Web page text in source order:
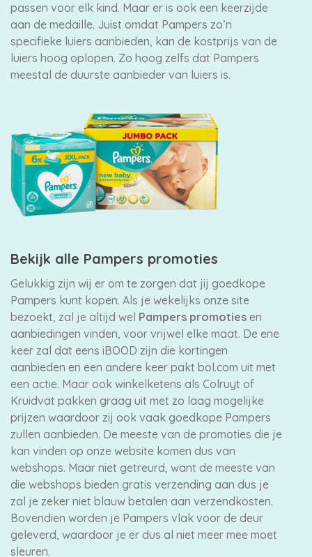
passen voor elk kind. Maar er is ook een keerzijde
aan de medaille. Juist omdat Pampers zo’n
specifieke luiers aanbieden, kan de kostprijs van de
luiers hoog oplopen. Zo hoog zelfs dat Pampers
meestal de duurste aanbieder van luiers is.
Bekijk alle Pampers promoties
Gelukkig zijn wij er om te zorgen dat jij goedkope
Pampers kunt kopen. Als je wekelijks onze site
bezoekt, zal je altijd wel Pampers promoties en
aanbiedingen vinden, voor vrijwel elke maat. De ene
keer zal dat eens iBOOD zijn die kortingen
aanbieden en een andere keer pakt bol.com uit met
een actie. Maar ook winkelketens als Colruyt of
Kruidvat pakken graag uit met zo laag mogelijke
prijzen waardoor zij ook vaak goedkope Pampers
zullen aanbieden. De meeste van de promoties die je
kan vinden op onze website komen dus van
webshops. Maar niet getreurd, want de meeste van
die webshops bieden gratis verzending aan dus je
zal je zeker niet blauw betalen aan verzendkosten.
Bovendien worden je Pampers vlak voor de deur
geleverd, waardoor je er dus al niet meer mee moet
sleuren.